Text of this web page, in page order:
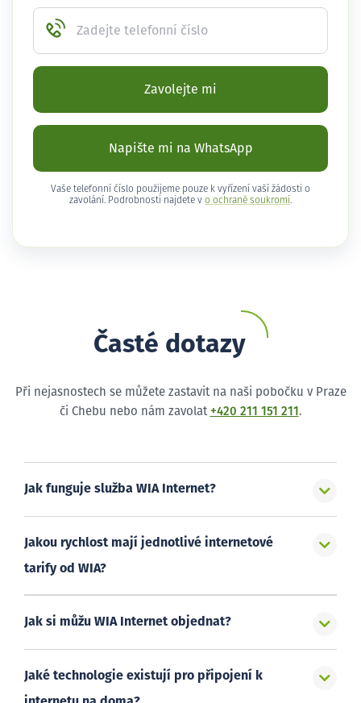
Zadejte telefonní číslo
Zavolejte mi
Napište mi na WhatsApp
Vaše telefonní číslo použijeme pouze k vyřízení vaší žádosti o
zavolání. Podrobnosti najdete v o ochraně soukromí .
Časté dotazy
Při nejasnostech se můžete zastavit na naši pobočku v Praze
či Chebu nebo nám zavolat +420 211 151 211 .
Jak funguje služba WIA Internet?
Jakou rychlost mají jednotlivé internetové
tarify od WIA?
Jak si můžu WIA Internet objednat?
Jaké technologie existují pro připojení k